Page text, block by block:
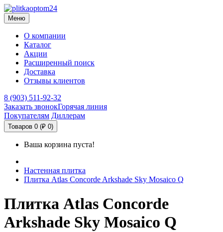
Меню
О компании
Каталог
Акции
Расширенный поиск
Доставка
Отзывы клиентов
8 (903) 511-92-32
Заказать звонокГорячая линия
Покупателям Диллерам
Товаров 0 (₽ 0)
Ваша корзина пуста!
Настенная плитка
Плитка Atlas Concorde Arkshade Sky Mosaico Q
Плитка Atlas Concorde
Arkshade Sky Mosaico Q